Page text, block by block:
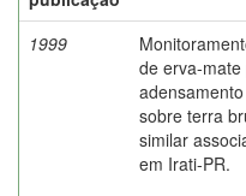
1999
de erva-
sobre terra
similar
em Irati-PR.